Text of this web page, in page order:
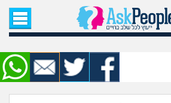
עמוד הבית
שאל שאלה
שאלות חדשות